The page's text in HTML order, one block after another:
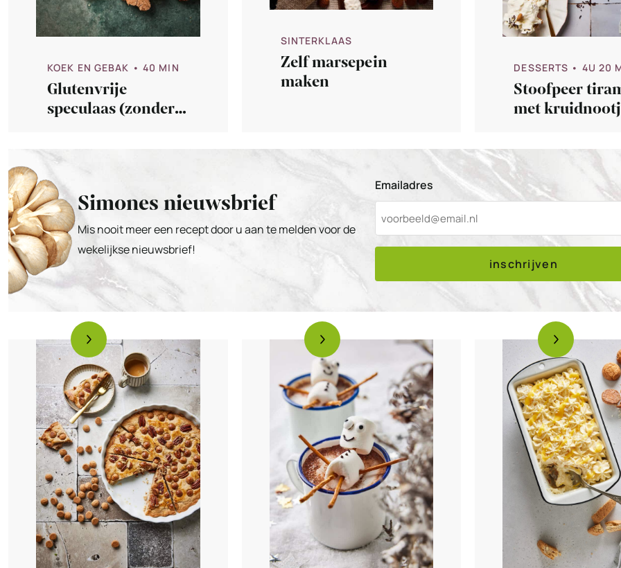
KOEK EN GEBAK • 40 MIN
Glutenvrije
speculaas (zonder
SINTERKLAAS
Zelf marsepein
maken
DESSERTS • 4U 20
Stoofpeer
met
Simones nieuwsbrief
Mis nooit meer een recept door u aan te melden voor de
wekelijkse nieuwsbrief!
Emailadres
inschrijven